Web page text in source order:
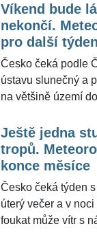
se místy objeví
až na 31 stupňů
doplnili
podle nichž by
měla pokračovat
většinou mezi 25 a
Víkend bude
nekončí.
pro další týden
Česko čeká podle
ústavu slunečný a
na většině území
a na severu či
Podobný výhled
meteorologové z
nichž půjde spíše o
podobu léta než o
Ještě jedna
tropů.
konce měsíce
Česko čeká týden
úterý večer a v
foukat může vítr s